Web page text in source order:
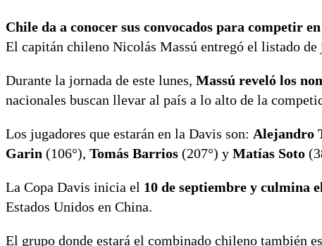
Chile da a conocer sus convocados para competir
El capitán chileno Nicolás Massú entregó el listado
Durante la jornada de este lunes, Massú reveló los
nacionales buscan llevar al país a lo alto de la
Los jugadores que estarán en la Davis son: Alejandro
Garin (106°), Tomás Barrios (207°) y Matías Soto
La Copa Davis inicia el 10 de septiembre y culmina
Estados Unidos en China.
El grupo donde estará el combinado chileno también